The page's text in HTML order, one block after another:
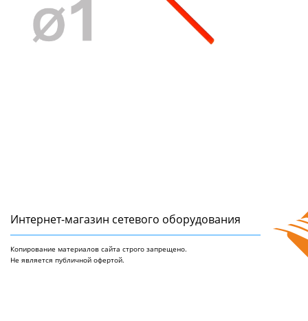
Интернет-магазин сетeвого оборудования
Копирование материалов сайта строго запрещено.
Не является публичной офертой.